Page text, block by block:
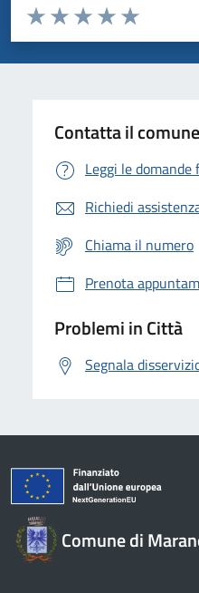
Domanda
Valuta da 1 a 5 stelle la pagina
Valuta 5
Valuta 4 stelle
Valuta 3 stelle su 5
Valuta 2 stelle su 5
Valuta 1 stelle su 5
Contatta il comune
Leggi le
Richiedi
Chiama il numero
Prenota
Problemi in Città
Segnala
Comune di